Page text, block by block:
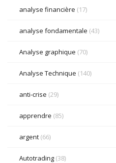
analyse financière (17)
analyse fondamentale (43)
Analyse graphique (70)
Analyse Technique (140)
anti-crise (29)
apprendre (85)
argent (66)
Autotrading (38)